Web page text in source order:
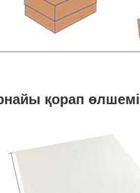
қорап өлшемі